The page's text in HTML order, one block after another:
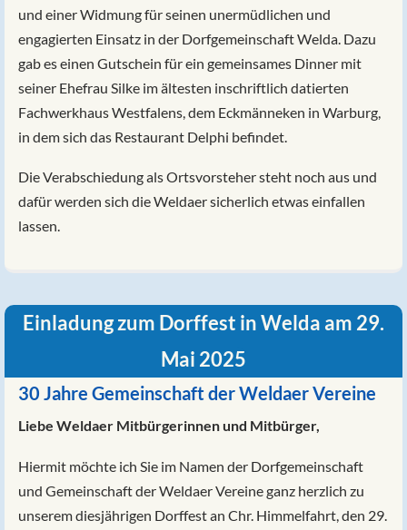
und einer Widmung für seinen unermüdlichen und
engagierten Einsatz in der Dorfgemeinschaft Welda. Dazu
gab es einen Gutschein für ein gemeinsames Dinner mit
seiner Ehefrau Silke im ältesten inschriftlich datierten
Fachwerkhaus Westfalens, dem Eckmänneken in Warburg,
in dem sich das Restaurant Delphi befindet.
Die Verabschiedung als Ortsvorsteher steht noch aus und
dafür werden sich die Weldaer sicherlich etwas einfallen
lassen.
Einladung zum Dorffest in Welda am 29.
Mai 2025
30 Jahre Gemeinschaft der Weldaer Vereine
Liebe Weldaer Mitbürgerinnen und Mitbürger,
Hiermit möchte ich Sie im Namen der Dorfgemeinschaft
und Gemeinschaft der Weldaer Vereine ganz herzlich zu
unserem diesjährigen Dorffest an Chr. Himmelfahrt, den 29.